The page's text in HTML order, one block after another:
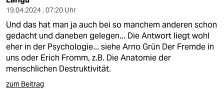
19.04.2024 , 07:20 Uhr
Und das hat man ja auch bei so manchem anderen schon
gedacht und daneben gelegen... Die Antwort liegt wohl
eher in der Psychologie... siehe Arno Grün Der Fremde in
uns oder Erich Fromm, z.B. Die Anatomie der
menschlichen Destruktivität.
zum Beitrag